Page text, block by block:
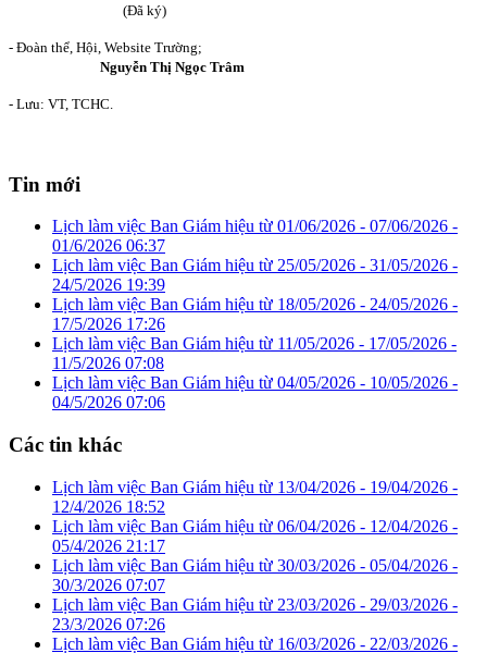
(Đã ký)
- Đoàn thể, Hội, Website Trường;
Nguyễn Thị Ngọc Trâm
- Lưu: VT, TCHC.
Tin mới
Lịch làm việc Ban Giám hiệu từ 01/06/2026 - 07/06/2026 -
01/6/2026 06:37
Lịch làm việc Ban Giám hiệu từ 25/05/2026 - 31/05/2026 -
24/5/2026 19:39
Lịch làm việc Ban Giám hiệu từ 18/05/2026 - 24/05/2026 -
17/5/2026 17:26
Lịch làm việc Ban Giám hiệu từ 11/05/2026 - 17/05/2026 -
11/5/2026 07:08
Lịch làm việc Ban Giám hiệu từ 04/05/2026 - 10/05/2026 -
04/5/2026 07:06
Các tin khác
Lịch làm việc Ban Giám hiệu từ 13/04/2026 - 19/04/2026 -
12/4/2026 18:52
Lịch làm việc Ban Giám hiệu từ 06/04/2026 - 12/04/2026 -
05/4/2026 21:17
Lịch làm việc Ban Giám hiệu từ 30/03/2026 - 05/04/2026 -
30/3/2026 07:07
Lịch làm việc Ban Giám hiệu từ 23/03/2026 - 29/03/2026 -
23/3/2026 07:26
Lịch làm việc Ban Giám hiệu từ 16/03/2026 - 22/03/2026 -